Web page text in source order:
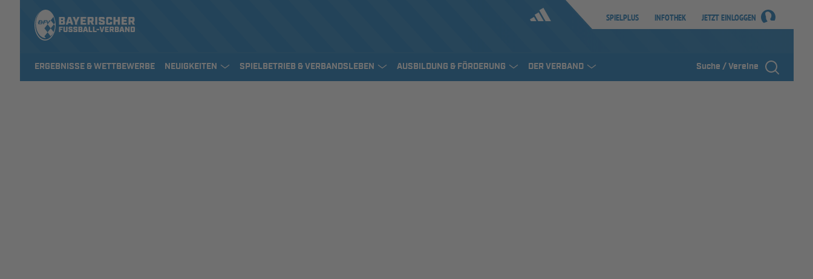
SPIELPLUS INFOTHEK JETZT EINLOGGEN
ERGEBNISSE & WETTBEWERBE NEUIGKEITEN SPIELBETRIEB & VERBANDSLEBEN AUSBILDUNG & FÖRDERUNG DER VERBAND Suche / Vereine